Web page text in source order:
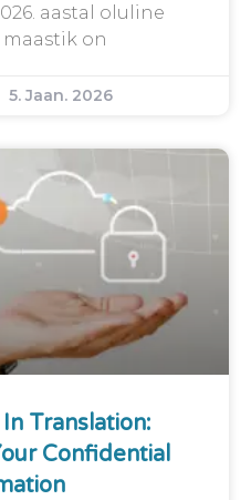
aastal oluline
on
5. Jaan. 2026
Translation:
Confidential